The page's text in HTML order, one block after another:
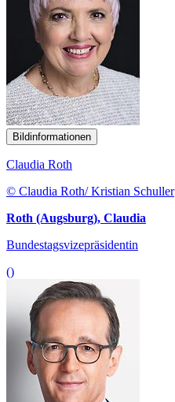
Bildinformationen
Claudia Roth
© Claudia Roth/ Kristian Schuller
Roth (Augsburg), Claudia
Bundestagsvizepräsidentin
()